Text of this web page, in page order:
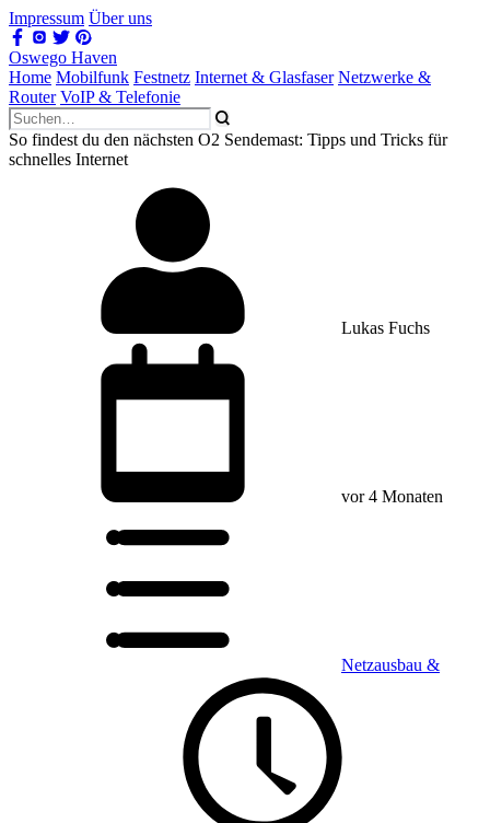
Impressum Über uns
Oswego Haven
Home Mobilfunk Festnetz Internet & Glasfaser Netzwerke &
Router VoIP & Telefonie
So findest du den nächsten O2 Sendemast: Tipps und Tricks für
schnelles Internet
Lukas Fuchs
vor 4 Monaten
Netzausbau &